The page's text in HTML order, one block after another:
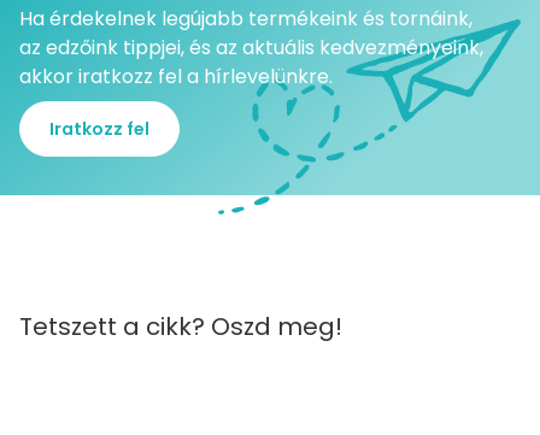
Ha érdekelnek legújabb termékeink és tornáink,
az edzőink tippjei, és az aktuális kedvezményeink,
akkor iratkozz fel a hírlevelünkre.
Iratkozz fel
Tetszett a cikk? Oszd meg!